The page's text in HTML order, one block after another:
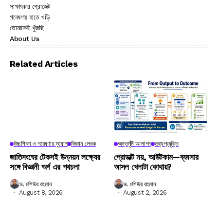
সাক্ষাৎকার প্রোজেক্ট
গবেষণায় হাতে খড়ি
তোমাকেই খুঁজছি
About Us
Related Articles
উচ্চশিক্ষা ও গবেষণার সুযোগ বিজ্ঞান লেখক
জাতিসংঘের টেকসই উন্নয়ন লক্ষ্যের
সঙ্গে বিজ্ঞানী অর্গ এর পথচলা
ড. মশিউর রহমান
August 8, 2026
অন্তর্দৃষ্টি আলাপন তথ্যপ্রযুক্তি
প্রোডাক্ট নয়, আউটকাম—ব্যবসার
আসল খেলাটা কোথায়?
ড. মশিউর রহমান
August 2, 2026